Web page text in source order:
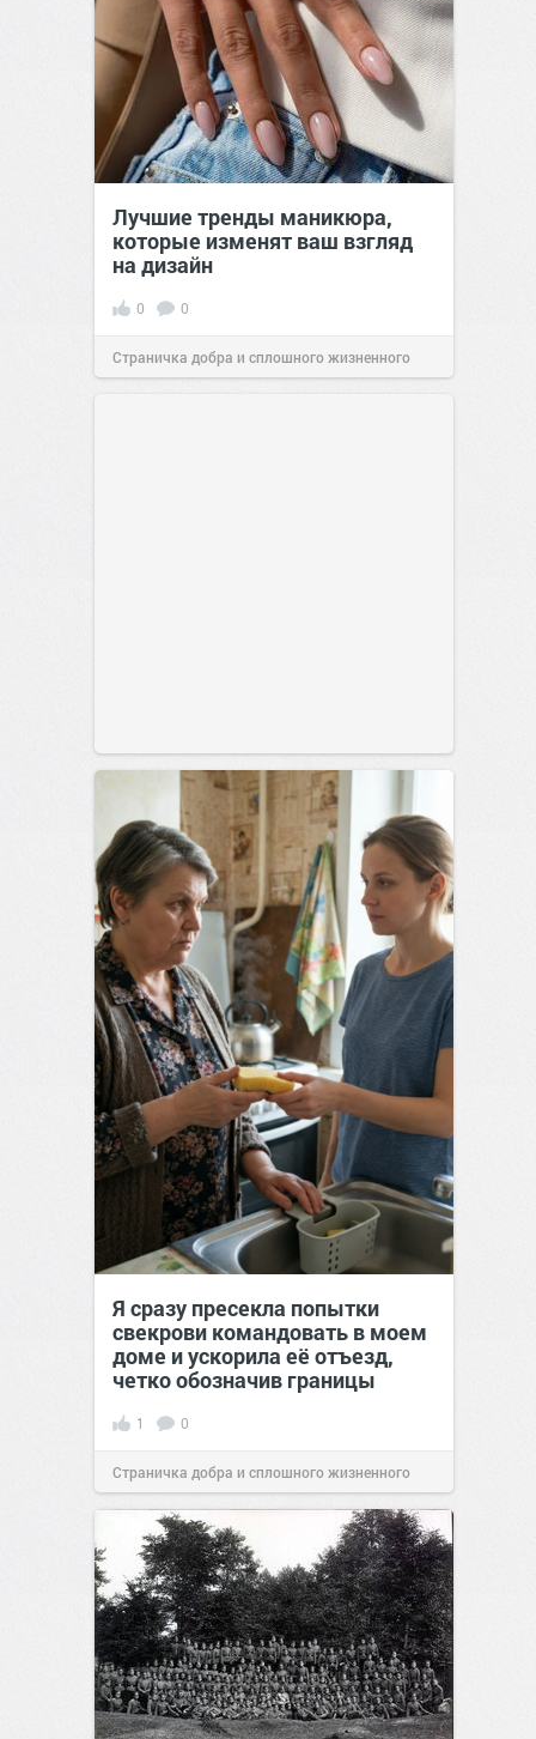
Лучшие тренды маникюра,
которые изменят ваш взгляд
на дизайн
0 0
Страничка добра и сплошного жизненного
Я сразу пресекла попытки
свекрови командовать в моем
доме и ускорила её отъезд,
четко обозначив границы
1 0
Страничка добра и сплошного жизненного
позитива!00:28Вчера